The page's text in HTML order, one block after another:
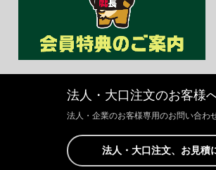
法人・大口注文のお客様
法人・企業のお客様専用のお問い合わ
法人・大口注文、お見積